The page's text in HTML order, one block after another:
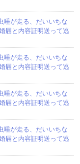
唾が走る、だいいちな
届と内容証明送って逃
唾が走る、だいいちな
届と内容証明送って逃
唾が走る、だいいちな
届と内容証明送って逃
唾が走る、だいいちな
届と内容証明送って逃